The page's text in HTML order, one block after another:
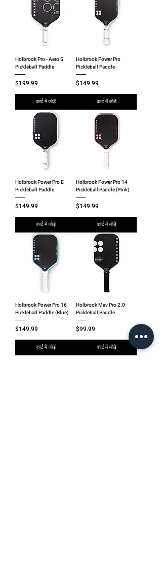
Holbrook Pro - Aero S
Pickleball Paddle
मूल्य
$199.99
कार्ट में जोड़ें
Holbrook Power Pro
Pickleball Paddle
मूल्य
$149.99
कार्ट में जोड़ें
Holbrook Power Pro E
Pickleball Paddle
मूल्य
$149.99
कार्ट में जोड़ें
Holbrook Power Pro 14
Pickleball Paddle (Pink)
मूल्य
$149.99
कार्ट में जोड़ें
Holbrook Power Pro 16
Pickleball Paddle (Blue)
मूल्य
$149.99
कार्ट में जोड़ें
Holbrook Mav Pro 2.0
Pickleball Paddle
मूल्य
$99.99
कार्ट में जोड़ें